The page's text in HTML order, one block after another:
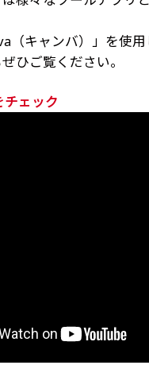
（キャンバ）」を使
ひご覧ください。
ェック